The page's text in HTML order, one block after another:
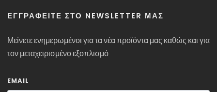
ΕΓΓΡΑΦΕΊΤΕ ΣΤΟ NEWSLETTER ΜΑΣ
Μείνετε ενημερωμένοι για τα νέα προϊόντα μας καθώς και για
τον μεταχειρισμένο εξοπλισμό
EMAIL